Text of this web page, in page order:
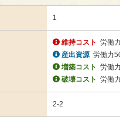
1
維持コスト 労働
産出資源 労働力
増築コスト 労働
破壊コスト 労働
2-2